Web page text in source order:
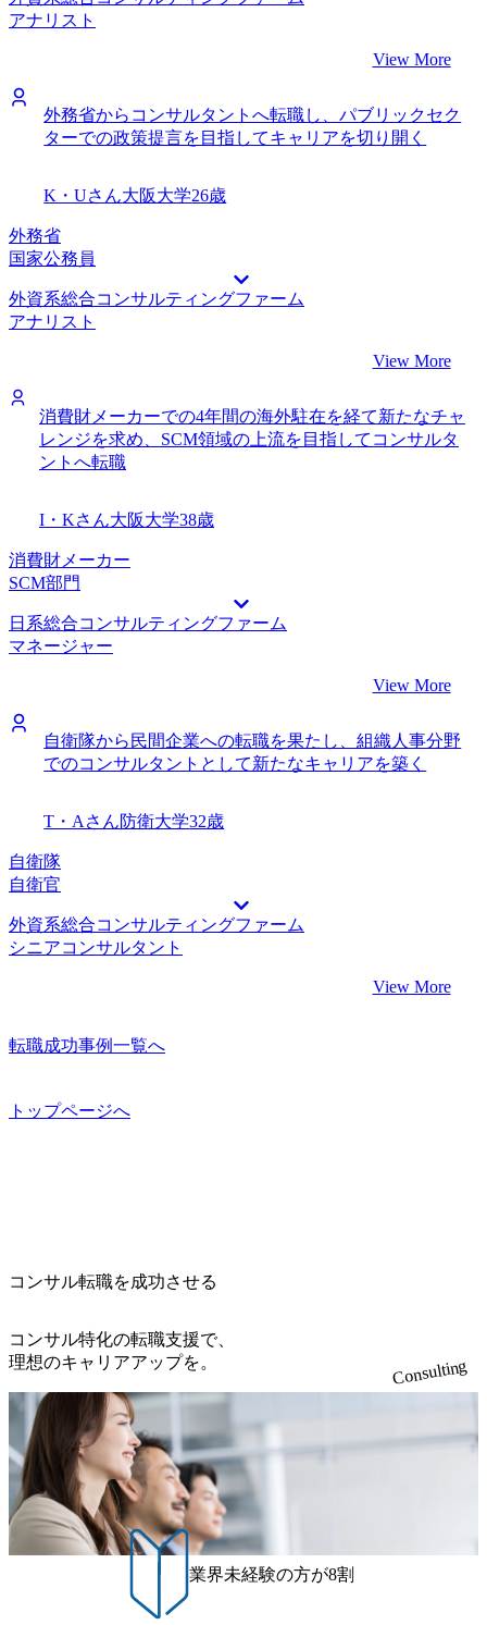
アナリスト
View More
外務省からコンサルタントへ転職し、パブリックセク
ターでの政策提言を目指してキャリアを切り開く
K・Uさん大阪大学26歳
外務省
国家公務員
外資系総合コンサルティングファーム
アナリスト
View More
消費財メーカーでの4年間の海外駐在を経て新たなチャ
レンジを求め、SCM領域の上流を目指してコンサルタ
ントへ転職
I・Kさん大阪大学38歳
消費財メーカー
SCM部門
日系総合コンサルティングファーム
マネージャー
View More
自衛隊から民間企業への転職を果たし、組織人事分野
でのコンサルタントとして新たなキャリアを築く
T・Aさん防衛大学32歳
自衛隊
自衛官
外資系総合コンサルティングファーム
シニアコンサルタント
View More
転職成功事例一覧へ
トップページへ
コンサル転職を成功させる
コンサル特化の転職支援で、
理想のキャリアアップを。
Consulting
業界未経験の方が8割